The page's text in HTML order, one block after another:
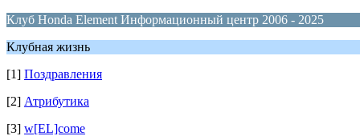
Клуб Honda Element Информационный центр 2006 - 2025
Клубная жизнь
[1] Поздравления
[2] Атрибутика
[3] w[EL]come